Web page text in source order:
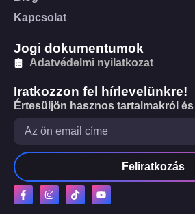
Kapcsolat
Jogi dokumentumok
Adatvédelmi nyilatkozat
Iratkozzon fel hírlevelünkre!
Értesüljön hasznos tartalmakról
Feliratkozás